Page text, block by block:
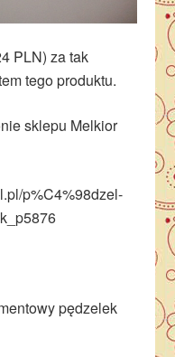
PLN) za tak
tego produktu.
sklepu Melkior
p%C4%98dzel-
pędzelek